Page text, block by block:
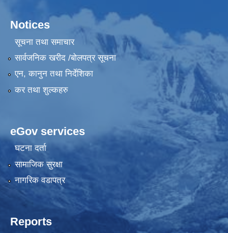
Notices
सूचना तथा समाचार
सार्वजनिक खरीद /बोलपत्र सूचना
एन, कानुन तथा निर्देशिका
कर तथा शुल्कहरु
eGov services
घटना दर्ता
सामाजिक सुरक्षा
नागरिक वडापत्र
Reports